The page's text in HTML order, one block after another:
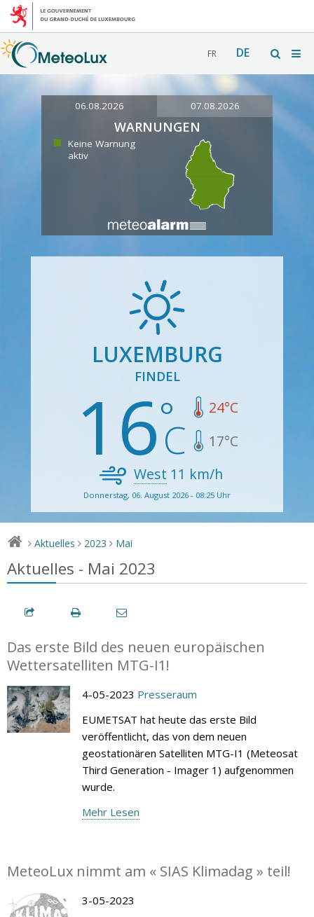
FR DE
06.08.2026 07.08.2026
WARNUNGEN
Keine Warnung
aktiv
LUXEMBURG
FINDEL
16 24°C
17°C
West 11 km/h
Donnerstag, 06. August 2026 - 08:25 Uhr
> Aktuelles > 2023 > Mai
Aktuelles - Mai 2023
Das erste Bild des neuen europäischen
Wettersatelliten MTG-I1!
4-05-2023 Presseraum
EUMETSAT hat heute das erste Bild
veröffentlicht, das von dem neuen
geostationären Satelliten MTG-I1 (Meteosat
Third Generation - Imager 1) aufgenommen
wurde.
Mehr Lesen
MeteoLux nimmt am « SIAS Klimadag » teil!
3-05-2023